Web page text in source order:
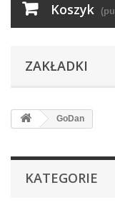
Koszyk
ZAKŁADKI
GoDan
KATEGORIE